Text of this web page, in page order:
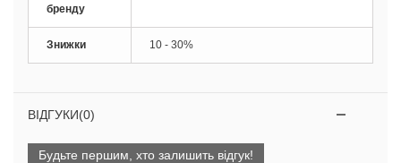
бренду
Знижки 10 - 30%
ВІДГУКИ(0)
Будьте першим, хто залишить відгук!